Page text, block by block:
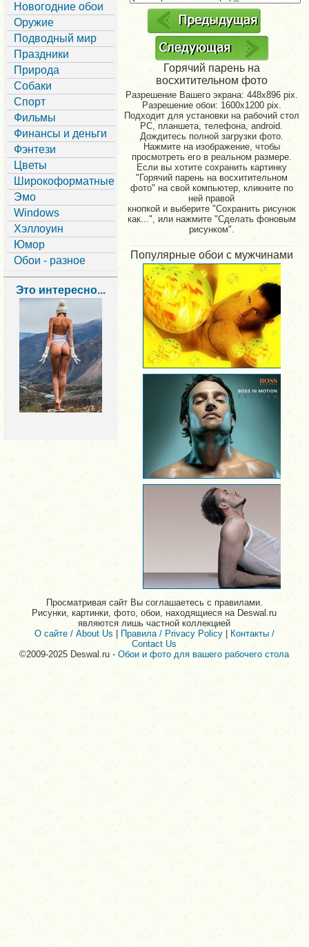
Новогодние обои
Оружие
Подводный мир
Праздники
Природа
Собаки
Спорт
Фильмы
Финансы и деньги
Фэнтези
Цветы
Широкоформатные
Эмо
Windows
Хэллоуин
Юмор
Обои - разное
Это интересно...
Горячий парень на
восхитительном фото
Разрешение Вашего экрана:448x896 pix.
Разрешение обои: 1600x1200 pix.
Подходит для установки на рабочий стол
PC, планшета, телефона, android.
Дождитесь полной загрузки фото.
Нажмите на изображение, чтобы
просмотреть его в реальном размере.
Если вы хотите сохранить картинку
"Горячий парень на восхитительном
фото" на свой компьютер, кликните по
ней правой
кнопкой и выберите "Сохранить рисунок
как...", или нажмите "Сделать фоновым
рисунком".
Популярные обои с мужчинами
Просматривая сайт Вы соглашаетесь с правилами.
Рисунки, картинки, фото, обои, находящиеся на Deswal.ru
являются лишь частной коллекцией
О сайте / About Us |Правила / Privacy Policy| Контакты /
Contact Us
©2009-2025 Deswal.ru -Обои и фото для вашего рабочего стола